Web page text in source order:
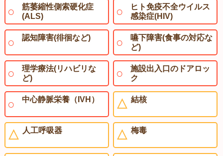
筋萎縮性側索硬化症
(ALS)
ヒト免疫不全ウイルス
感染症(HIV)
認知障害(徘徊など)
嚥下障害(食事の対応な
ど)
理学療法(リハビリな
ど)
施設出入口のドアロッ
ク
中心静脈栄養（IVH） 結核
人工呼吸器 梅毒